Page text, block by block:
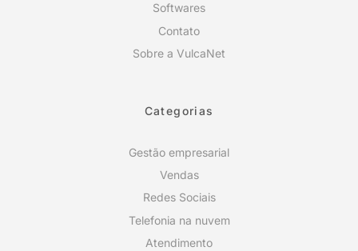
Softwares
Contato
Sobre a VulcaNet
Categorias
Gestão empresarial
Vendas
Redes Sociais
Telefonia na nuvem
Atendimento